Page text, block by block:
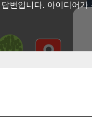
변입니다. 아이디어